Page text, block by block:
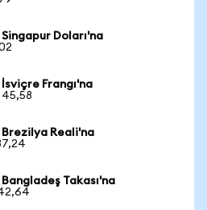
Doları'na
Frangı'na
45,58
Brezilya Reali'na
Takası'na